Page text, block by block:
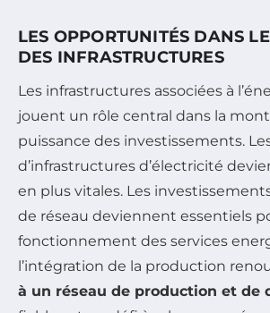
LES OPPORTUNITÉS DANS
DES INFRASTRUCTURES
Les infrastructures associées à
jouent un rôle central dans la
puissance des investissements.
d’infrastructures d’électricité
en plus vitales. Les
de réseau deviennent essentiels
fonctionnement des services
l’intégration de la production
à un réseau de production et de